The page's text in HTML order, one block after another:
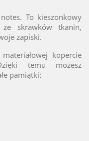
To kieszonkowy
skrawków tkanin,
zapiski.
kopercie
temu możesz
pamiątki: